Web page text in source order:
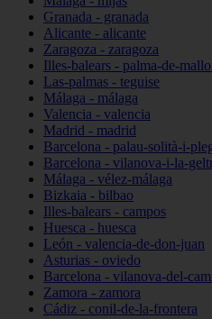
Granada - granada
Alicante - alicante
Zaragoza - zaragoza
Illes-balears - palma-de-
Las-palmas - teguise
Málaga - málaga
Valencia - valencia
Madrid - madrid
Barcelona - palau-solità-i-
Barcelona - vilanova-i-la-
Málaga - vélez-málaga
Bizkaia - bilbao
Illes-balears - campos
Huesca - huesca
León - valencia-de-don-juan
Asturias - oviedo
Barcelona - vilanova-del-
Zamora - zamora
Cádiz - conil-de-la-frontera